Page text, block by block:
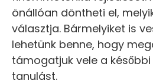
önállóan döntheti el,
választja. Bármelyiket is
lehetünk benne, hogy
támogatjuk vele a
tanulást.